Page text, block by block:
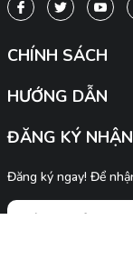
CHÍNH SÁCH
HƯỚNG DẪN
ĐĂNG KÝ
Đăng ký ngay! Để